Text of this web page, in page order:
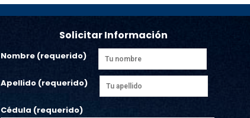
Solicitar Información
Nombre (requerido)
Apellido (requerido)
Cédula (requerido)